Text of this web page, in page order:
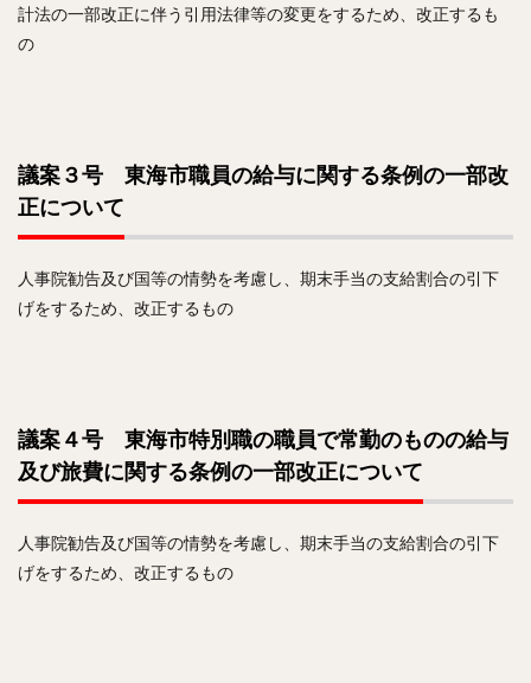
計法の一部改正に伴う引用法律等の変更をするため、改正するも
の
議案３号 東海市職員の給与に関する条例の一部改
正について
人事院勧告及び国等の情勢を考慮し、期末手当の支給割合の引下
げをするため、改正するもの
議案４号 東海市特別職の職員で常勤のものの給与
及び旅費に関する条例の一部改正について
人事院勧告及び国等の情勢を考慮し、期末手当の支給割合の引下
げをするため、改正するもの